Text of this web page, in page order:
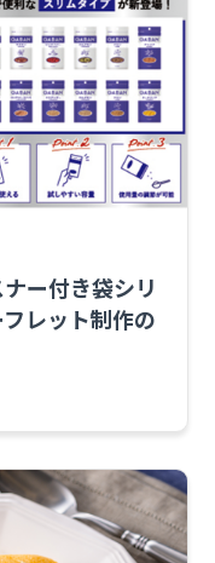
ー付き袋シリ
レット制作の